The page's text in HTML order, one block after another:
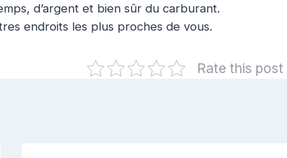
d’argent et bien sûr du carburant.
endroits les plus proches de vous.
Rate this post